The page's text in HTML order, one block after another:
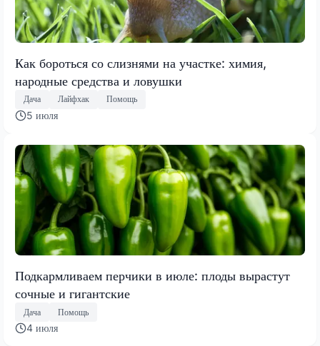
Как бороться со слизнями на участке: химия,
народные средства и ловушки
Дача Лайфхак Помощь
5 июля
Подкармливаем перчики в июле: плоды вырастут
сочные и гигантские
Дача Помощь
4 июля